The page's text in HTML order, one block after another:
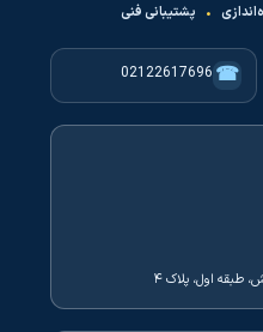
• پشتیبانی فنی
☎
02122617696
طبقه اول، پلاک ۴